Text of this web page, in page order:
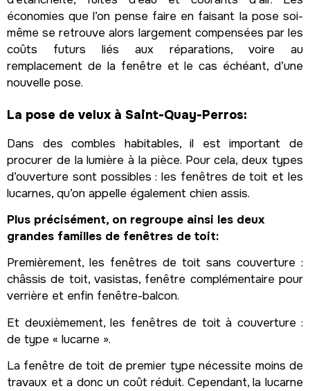
économies que l’on pense faire en faisant la pose soi-
même se retrouve alors largement compensées par les
coûts futurs liés aux réparations, voire au
remplacement de la fenêtre et le cas échéant, d’une
nouvelle pose.
La pose de velux à Saint-Quay-Perros:
Dans des combles habitables, il est important de
procurer de la lumière à la pièce. Pour cela, deux types
d’ouverture sont possibles : les fenêtres de toit et les
lucarnes, qu’on appelle également chien assis.
Plus précisément, on regroupe ainsi les deux
grandes familles de fenêtres de toit:
Premièrement, les fenêtres de toit sans couverture :
châssis de toit, vasistas, fenêtre complémentaire pour
verrière et enfin fenêtre-balcon.
Et deuxièmement, les fenêtres de toit à couverture :
de type « lucarne ».
La fenêtre de toit de premier type nécessite moins de
travaux et a donc un coût réduit. Cependant, la lucarne